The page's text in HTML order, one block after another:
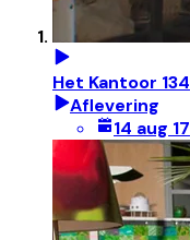
Het Kantoor 134
Aflevering
14 aug 17